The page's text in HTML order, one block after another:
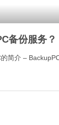
备份服务？
简介 –